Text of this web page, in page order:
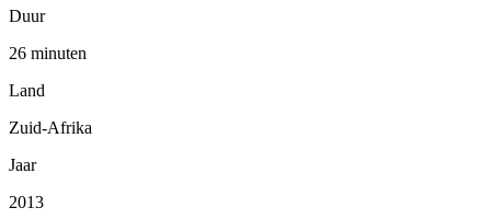
Duur
26 minuten
Land
Zuid-Afrika
Jaar
2013